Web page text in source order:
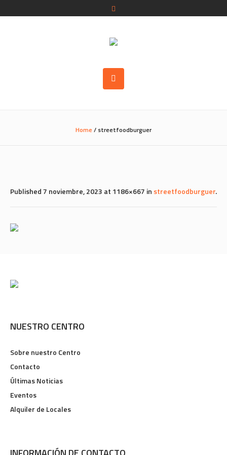
Home / streetfoodburguer
Published7 noviembre, 2023 at 1186×667 in streetfoodburguer.
NUESTRO CENTRO
Sobre nuestro Centro
Contacto
Últimas Noticias
Eventos
Alquiler de Locales